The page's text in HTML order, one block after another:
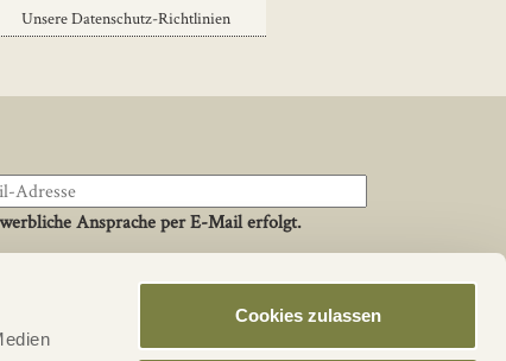
Cookies zulassen
Unsere Datenschutz-Richtlinien
Ansprache per E-Mail erfolgt.